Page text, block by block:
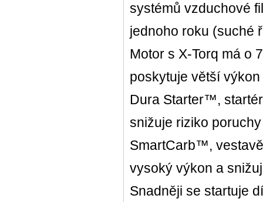
systémů vzduchové
jednoho roku (suché
Motor s X-Torq má o
poskytuje větší výkon
Dura Starter™,
snižuje riziko
SmartCarb™,
vysoký výkon a
Snadněji se startuje